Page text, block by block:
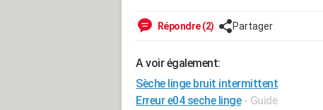
Répondre (2) Partager
A voir également:
Sèche linge bruit intermittent
Erreur e04 seche linge - Guide